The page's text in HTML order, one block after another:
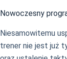
Nowoczesny
Niesamowitemu
trener nie jest już